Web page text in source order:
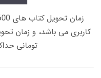
تومانی حداکثر 12 ساعت از طریق